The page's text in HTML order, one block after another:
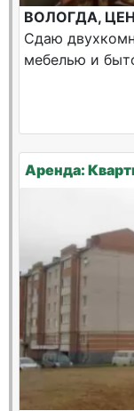
ВОЛОГДА,
Сдаю
мебелью и
Аренда: